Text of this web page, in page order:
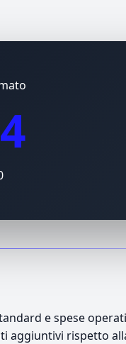
e spese
aggiuntivi rispetto